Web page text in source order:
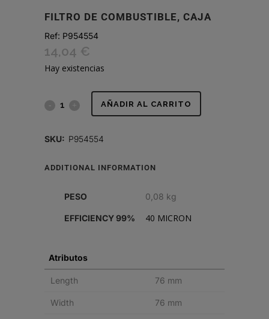
FILTRO DE COMBUSTIBLE, CAJA
Ref: P954554
14,04 €
Hay existencias
FILTRO
CAJA
quantity
AÑADIR AL CARRITO
SKU: P954554
ADDITIONAL INFORMATION
PESO 0,08 kg
EFFICIENCY 99% 40 MICRON
Atributos
Length 76 mm
Width 76 mm